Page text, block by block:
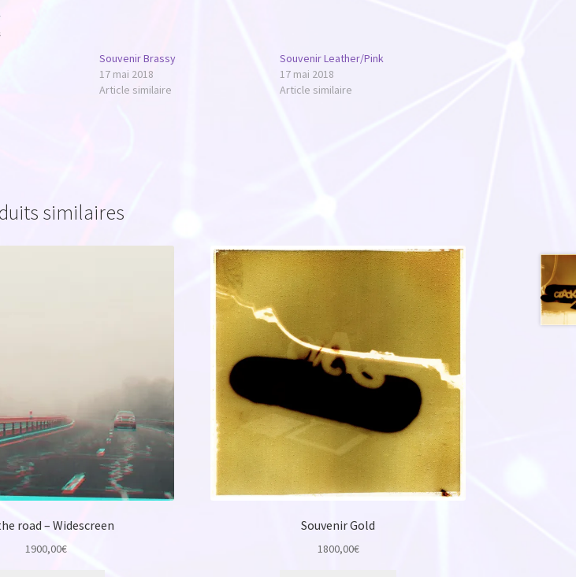
Souvenir Brassy
17 mai 2018
Article similaire
Souvenir Leather/Pink
17 mai 2018
Article similaire
similaires
road – Widescreen
1900,00€
Souvenir Gold
1800,00€